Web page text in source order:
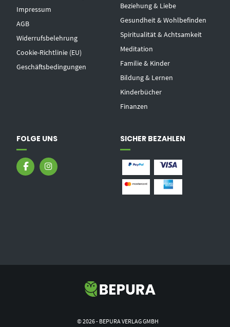
Impressum
AGB
Widerrufsbelehrung
Cookie-Richtlinie (EU)
Geschäftsbedingungen
Beziehung & Liebe
Gesundheit & Wohlbefinden
Spiritualität & Achtsamkeit
Meditation
Familie & Kinder
Bildung & Lernen
Kinderbücher
Finanzen
FOLGE UNS SICHER BEZAHLEN
© 2026 - BEPURA VERLAG GMBH